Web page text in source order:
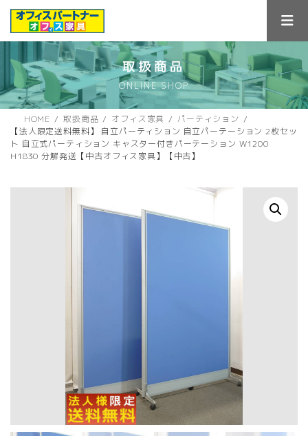
ス
キ
ン
に
取扱商品
ONLINE SHOP
HOME 取扱商品 オフィス家具
パーティション
【法人限定送料無料】 自立パーティション 自立パーテーション 2枚セッ
ト 自立式パーティション キャスター付きパーテーション W1200
H1830 分解発送【中古オフィス家具】【中古】